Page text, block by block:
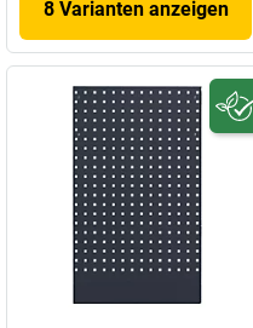
8 Varianten anzeigen